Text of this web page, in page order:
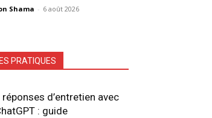
Shama - 6 août 2026
PRATIQUES
d’entretien avec
: guide